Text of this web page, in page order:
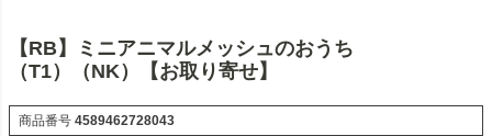
【RB】ミニアニマルメッシュのおうち
（T1）（NK）【お取り寄せ】
商品番号 4589462728043